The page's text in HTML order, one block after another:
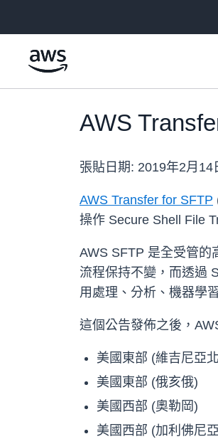
AWS
張貼日期: 2019年2月14
AWS Transfer for SFTP
操作 Secure Shell File
AWS SFTP 是全受管的
流程保持不變，而透過
用處理、分析、機器學
這個公告發佈之後，
美國東部 (維吉尼亞
美國東部 (俄亥俄)
美國西部 (奧勒岡)
美國西部 (加利佛尼